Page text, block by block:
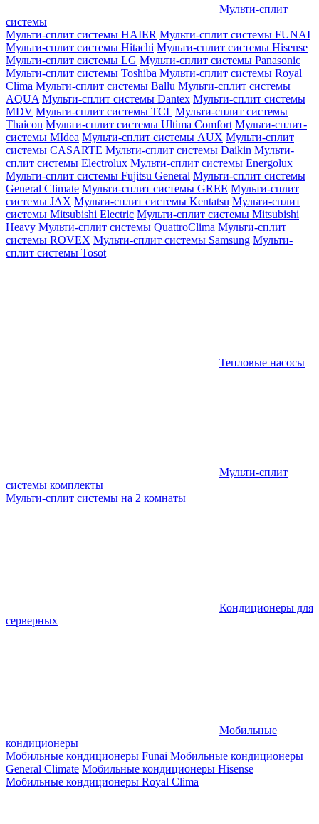
Мульти-сплит
системы
Мульти-сплит системы HAIER Мульти-сплит системы FUNAI
Мульти-сплит системы Hitachi Мульти-сплит системы Hisense
Мульти-сплит системы LG Мульти-сплит системы Panasonic
Мульти-сплит системы Toshiba Мульти-сплит системы Royal
Clima Мульти-сплит системы Ballu Мульти-сплит системы
AQUA Мульти-сплит системы Dantex Мульти-сплит системы
MDV Мульти-сплит системы TCL Мульти-сплит системы
Thaicon Мульти-сплит системы Ultima Comfort Мульти-сплит-
системы MIdea Мульти-сплит системы AUX Мульти-сплит
системы CASARTE Мульти-сплит системы Daikin Мульти-
сплит системы Electrolux Мульти-сплит системы Energolux
Мульти-сплит системы Fujitsu General Мульти-сплит системы
General Climate Мульти-сплит системы GREE Мульти-сплит
системы JAX Мульти-сплит системы Kentatsu Мульти-сплит
системы Mitsubishi Electric Мульти-сплит системы Mitsubishi
Heavy Мульти-сплит системы QuattroClima Мульти-сплит
системы ROVEX Мульти-сплит системы Samsung Мульти-
сплит системы Tosot
Тепловые насосы
Мульти-сплит
системы комплекты
Мульти-сплит системы на 2 комнаты
Кондиционеры для
серверных
Мобильные
кондиционеры
Мобильные кондиционеры Funai Мобильные кондиционеры
General Climate Мобильные кондиционеры Hisense
Мобильные кондиционеры Royal Clima